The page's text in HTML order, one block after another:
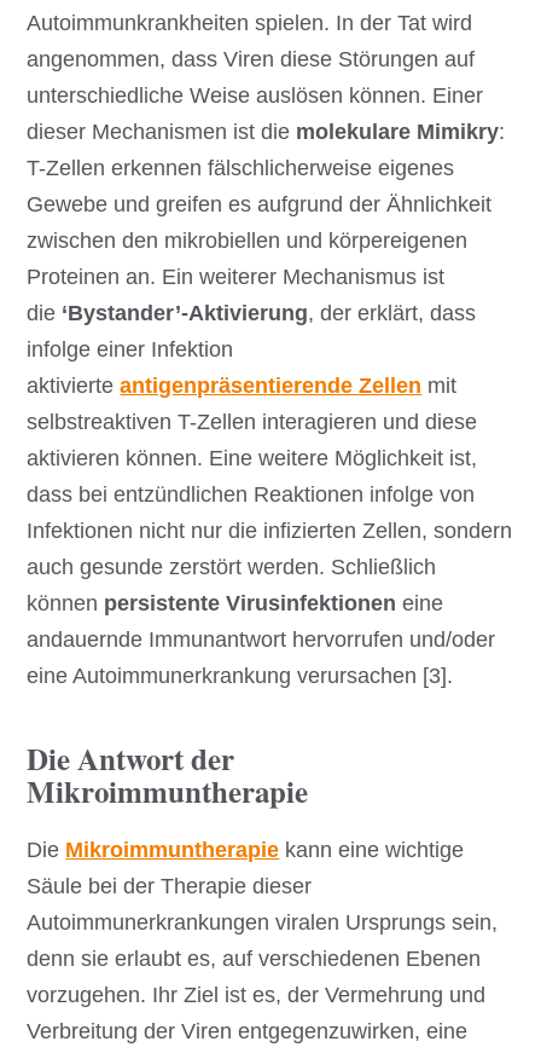
Autoimmunkrankheiten spielen. In der Tat wird
angenommen, dass Viren diese Störungen auf
unterschiedliche Weise auslösen können. Einer
dieser Mechanismen ist die molekulare Mimikry:
T-Zellen erkennen fälschlicherweise eigenes
Gewebe und greifen es aufgrund der Ähnlichkeit
zwischen den mikrobiellen und körpereigenen
Proteinen an. Ein weiterer Mechanismus ist
die ‘Bystander’-Aktivierung, der erklärt, dass
infolge einer Infektion
aktivierteantigenpräsentierende Zellen mit
selbstreaktiven T-Zellen interagieren und diese
aktivieren können. Eine weitere Möglichkeit ist,
dass bei entzündlichen Reaktionen infolge von
Infektionen nicht nur die infizierten Zellen, sondern
auch gesunde zerstört werden. Schließlich
können persistente Virusinfektionen eine
andauernde Immunantwort hervorrufen und/oder
eine Autoimmunerkrankung verursachen [3].
Die Antwort der
Mikroimmuntherapie
Die Mikroimmuntherapie kann eine wichtige
Säule bei der Therapie dieser
Autoimmunerkrankungen viralen Ursprungs sein,
denn sie erlaubt es, auf verschiedenen Ebenen
vorzugehen. Ihr Ziel ist es, der Vermehrung und
Verbreitung der Viren entgegenzuwirken, eine